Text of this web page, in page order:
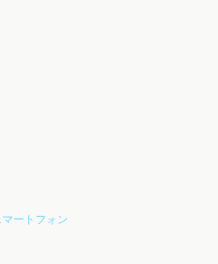
ートフォン